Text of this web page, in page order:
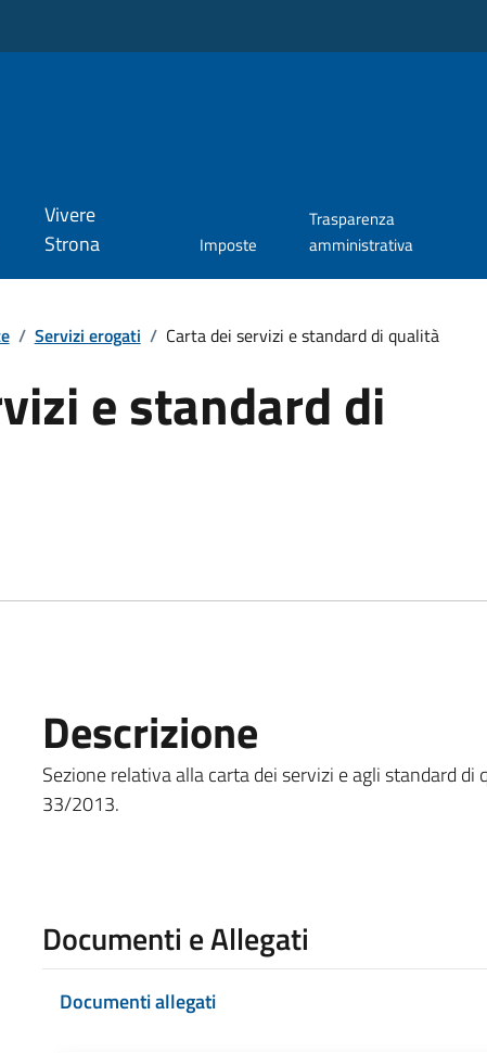
Vivere
Strona
Imposte
Trasparenza
amministrativa
/ Servizi erogati / Carta dei servizi e standard di qualità
e standard di
Descrizione
Sezione relativa alla carta dei servizi e agli standard
33/2013.
Documenti e Allegati
Documenti allegati